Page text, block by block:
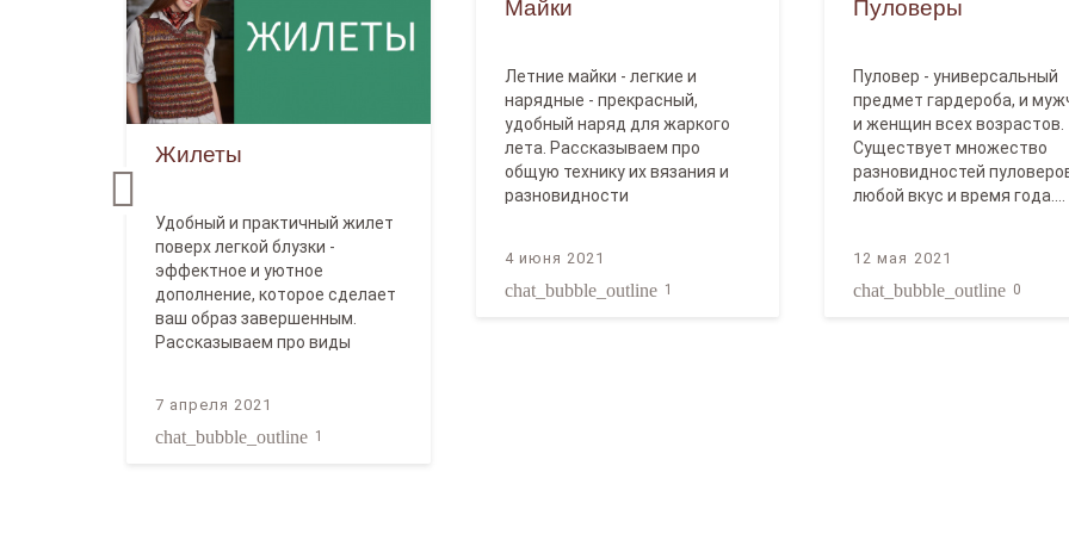
Жилеты
Удобный и практичный жилет
поверх легкой блузки -
эффектное и уютное
дополнение, которое сделает
ваш образ завершенным.
Рассказываем про виды
7 апреля 2021
chat_bubble_outline 1
Майки
Летние майки - легкие и
нарядные - прекрасный,
удобный наряд для жаркого
лета. Рассказываем про
общую технику их вязания и
разновидности
4 июня 2021
chat_bubble_outline 1
Пуловеры
Пуловер - универсальный
предмет гардероба, и
и женщин всех возрастов.
Существует множество
разновидностей
любой вкус и время года.…
12 мая 2021
chat_bubble_outline 0